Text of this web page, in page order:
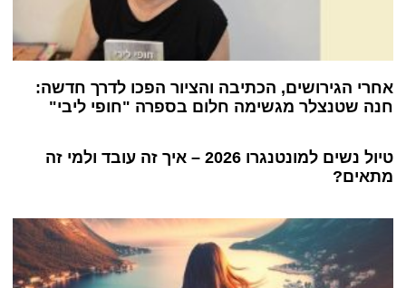
אחרי הגירושים, הכתיבה והציור הפכו לדרך חדשה:
חנה שטנצלר מגשימה חלום בספרה "חופי ליבי"
טיול נשים למונטנגרו 2026 – איך זה עובד ולמי זה
מתאים?